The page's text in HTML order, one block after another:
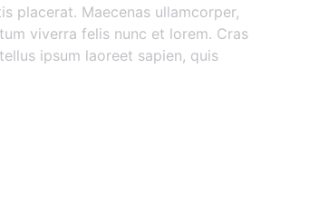
placerat. Maecenas ullamcorper,
viverra felis nunc et lorem. Cras
ipsum laoreet sapien, quis